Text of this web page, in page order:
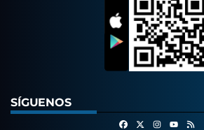
SÍGUENOS
FacebookInstagram